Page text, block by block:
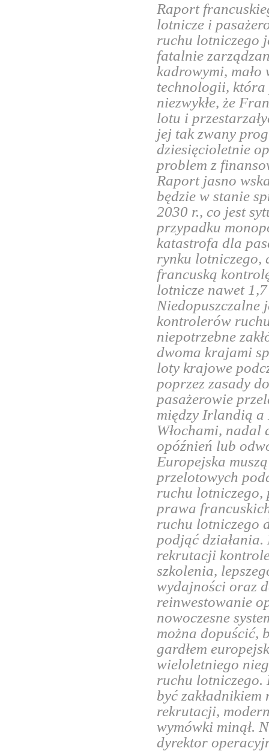
Raport
lotnicze i
ruchu lotniczego
fatalnie
kadrowymi,
technologii, która
niezwykłe, że
lotu i
jej tak zwany
dziesięcioletnie
problem z
Raport jasno
będzie w stanie
2030 r., co jest
przypadku
katastrofa dla
rynku lotniczego,
francuską
lotnicze nawet
Niedopuszczalne
kontrolerów
niepotrzebne
dwoma krajami
loty krajowe
poprzez zasady
pasażerowie
między Irlandią
Włochami,
opóźnień lub
Europejska
przelotowych
ruchu lotniczego,
prawa
ruchu lotniczego
podjąć
rekrutacji
szkolenia,
wydajności oraz
reinwestowanie
nowoczesne
można dopuścić,
gardłem
wieloletniego
ruchu lotniczego.
być zakładnikiem
rekrutacji,
wymówki minął.
dyrektor